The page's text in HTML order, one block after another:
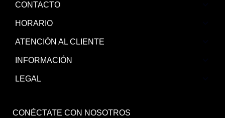
CONTACTO
HORARIO
ATENCIÓN AL CLIENTE
INFORMACIÓN
LEGAL
CONÉCTATE CON NOSOTROS